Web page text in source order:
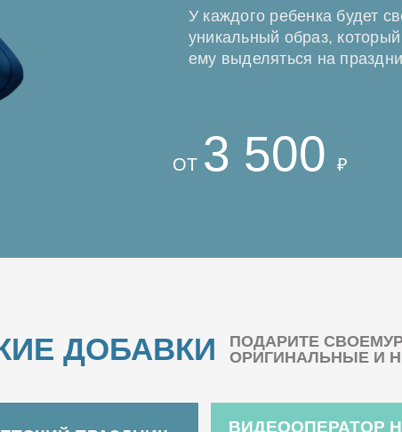
У каждого ребенка будет
уникальный образ,
ему выделяться на
ОТ 3 500 ₽
ДОБАВКИ
ПОДАРИТЕ
ОРИГИНАЛЬНЫЕ И
ВИДЕООПЕРАТОР